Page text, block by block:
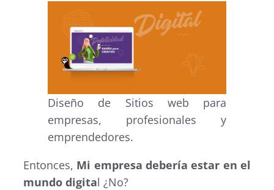
Diseño de Sitios web para
empresas, profesionales y
emprendedores.
Entonces, Mi empresa debería estar en el
mundo digital ¿No?